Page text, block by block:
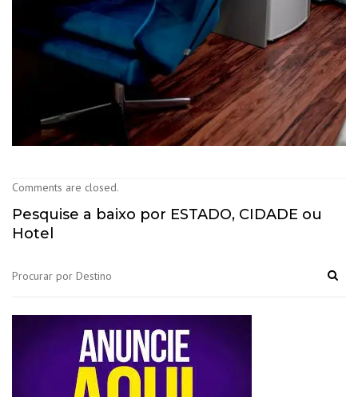
Comments are closed.
Pesquise a baixo por ESTADO, CIDADE ou
Hotel